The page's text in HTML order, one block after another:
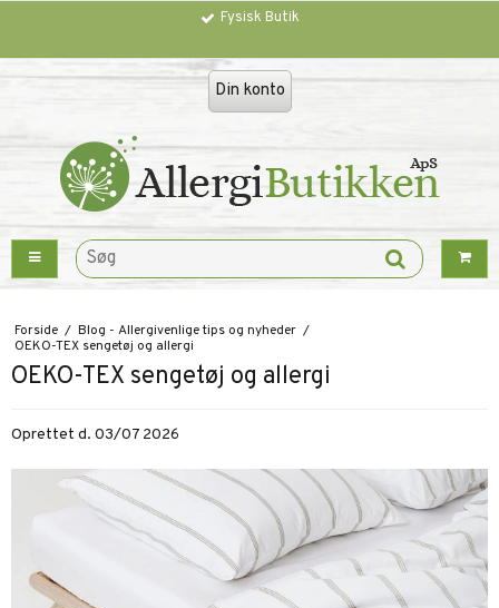
Fysisk Butik
Din konto
Forside / Blog - Allergivenlige tips og nyheder /
OEKO-TEX sengetøj og allergi
OEKO-TEX sengetøj og allergi
Oprettet d. 03/07 2026